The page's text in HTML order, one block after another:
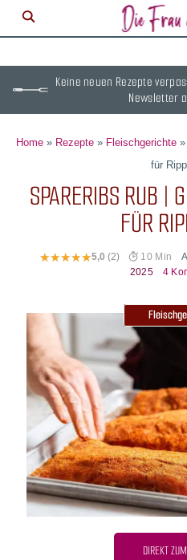
Keine neuen Rezepte
Newsletter
Home » Rezepte » Fleischgerichte »
für
SPARERIBS RUB |
FÜR
5,0(2) 10 Min
2025
4
DIREKT